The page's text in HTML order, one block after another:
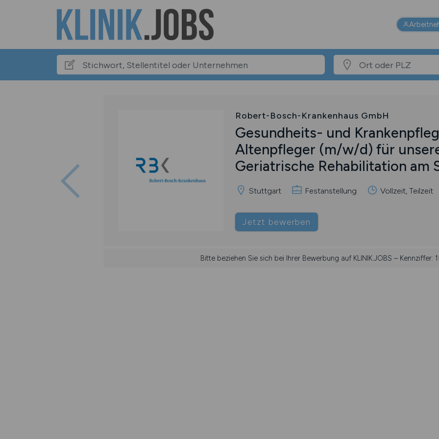
Robert-Bosch-Krankenhaus GmbH
Gesundheits- und
Altenpfleger (m/w/d) für
Geriatrische Rehabilitation am
Stuttgart Festanstellung Vollzeit, Teilzeit
Jetzt bewerben
Bitte beziehen Sie sich bei Ihrer Bewerbung auf KLINIK.JOBS – Kennziffer: